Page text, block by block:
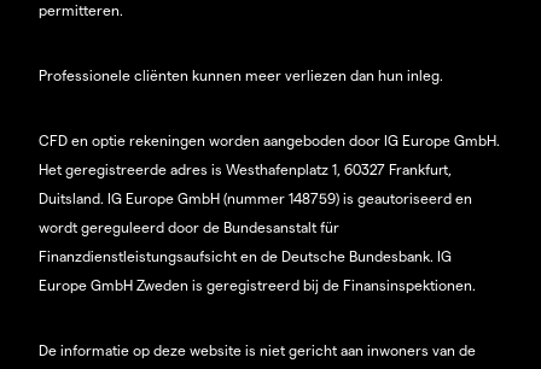
permitteren.
Professionele cliënten kunnen meer verliezen dan hun inleg.
CFD en optie rekeningen worden aangeboden door IG Europe GmbH.
Het geregistreerde adres is Westhafenplatz 1, 60327 Frankfurt,
Duitsland. IG Europe GmbH (nummer 148759) is geautoriseerd en
wordt gereguleerd door de Bundesanstalt für
Finanzdienstleistungsaufsicht en de Deutsche Bundesbank. IG
Europe GmbH Zweden is geregistreerd bij de Finansinspektionen.
De informatie op deze website is niet gericht aan inwoners van de